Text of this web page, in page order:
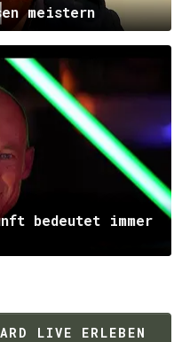
meistern
bedeutet immer
LIVE ERLEBEN